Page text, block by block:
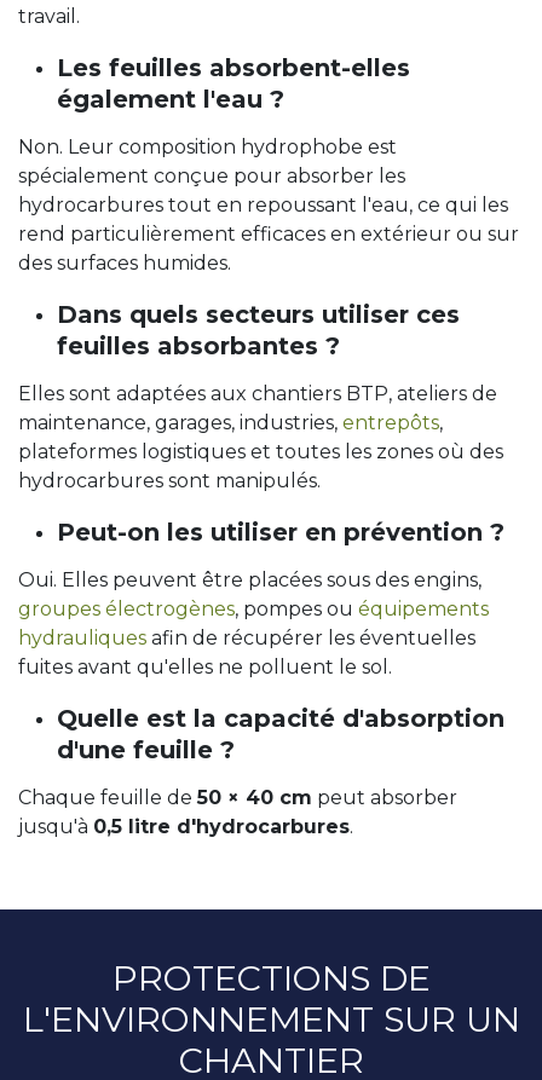
travail.
Les feuilles absorbent-elles
également l'eau ?
Non. Leur composition hydrophobe est
spécialement conçue pour absorber les
hydrocarbures tout en repoussant l'eau, ce qui les
rend particulièrement efficaces en extérieur ou sur
des surfaces humides.
Dans quels secteurs utiliser ces
feuilles absorbantes ?
Elles sont adaptées aux chantiers BTP, ateliers de
maintenance, garages, industries, entrepôts,
plateformes logistiques et toutes les zones où des
hydrocarbures sont manipulés.
Peut-on les utiliser en prévention ?
Oui. Elles peuvent être placées sous des engins,
groupes électrogènes, pompes ou équipements
hydrauliques afin de récupérer les éventuelles
fuites avant qu'elles ne polluent le sol.
Quelle est la capacité d'absorption
d'une feuille ?
Chaque feuille de50 × 40 cm peut absorber
jusqu'à 0,5 litre d'hydrocarbures.
PROTECTIONS DE
L'ENVIRONNEMENT SUR UN
CHANTIER